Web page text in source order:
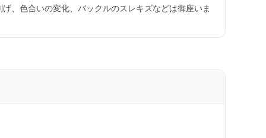
、色合いの変化、バックルのスレキズなどは御座いま